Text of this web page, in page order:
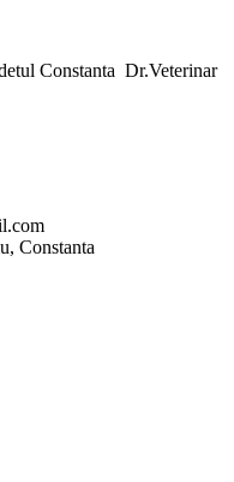
Constanta Dr.Veterinar
Constanta